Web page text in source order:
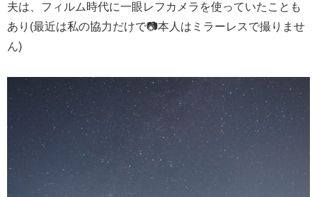
夫は、フィルム時代に一眼レフカメラを使っていたことも
あり(最近は私の協力だけで📷本人はミラーレスで撮りませ
ん)